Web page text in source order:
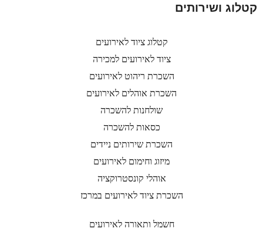
קטלוג ושירותים
קטלוג ציוד לאירועים
ציוד לאירועים למכירה
השכרת ריהוט לאירועים
השכרת אוהלים לאירועים
שולחנות להשכרה
כסאות להשכרה
השכרת שירותים ניידים
מיזוג וחימום לאירועים
אוהלי קונסטרוקציה
השכרת ציוד לאירועים במרכז
חשמל ותאורה לאירועים